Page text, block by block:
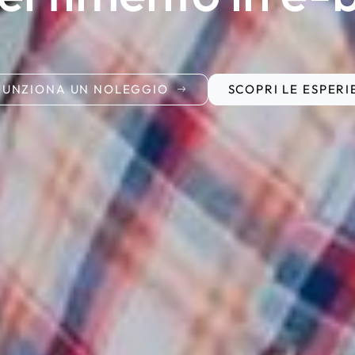
UN NOLEGGIO SCOPRI LE